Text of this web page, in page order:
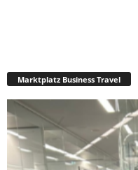
Marktplatz Business Travel